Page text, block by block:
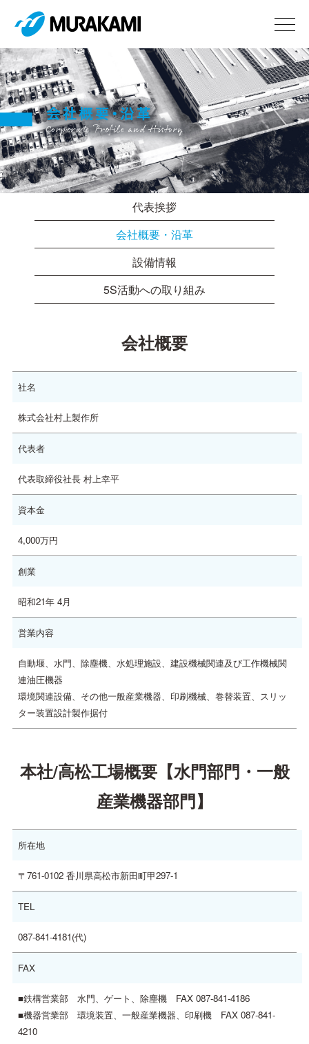
代表挨拶
会社概要・沿革
設備情報
5S活動への取り組み
会社概要
社名
株式会社村上製作所
代表者
代表取締役社長 村上幸平
資本金
4,000万円
創業
昭和21年 4月
営業内容
自動堰、水門、除塵機、水処理施設、建設機械関連及び工作機械関
連油圧機器
環境関連設備、その他一般産業機器、印刷機械、巻替装置、スリッ
ター装置設計製作据付
本社/高松工場概要【水門部門・一般
産業機器部門】
所在地
〒761-0102 香川県高松市新田町甲297-1
TEL
087-841-4181(代)
FAX
■鉄構営業部 水門、ゲート、除塵機 FAX 087-841-4186
■機器営業部 環境装置、一般産業機器、印刷機 FAX 087-841-
4210